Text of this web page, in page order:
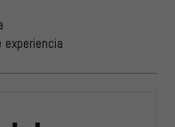
experiencia